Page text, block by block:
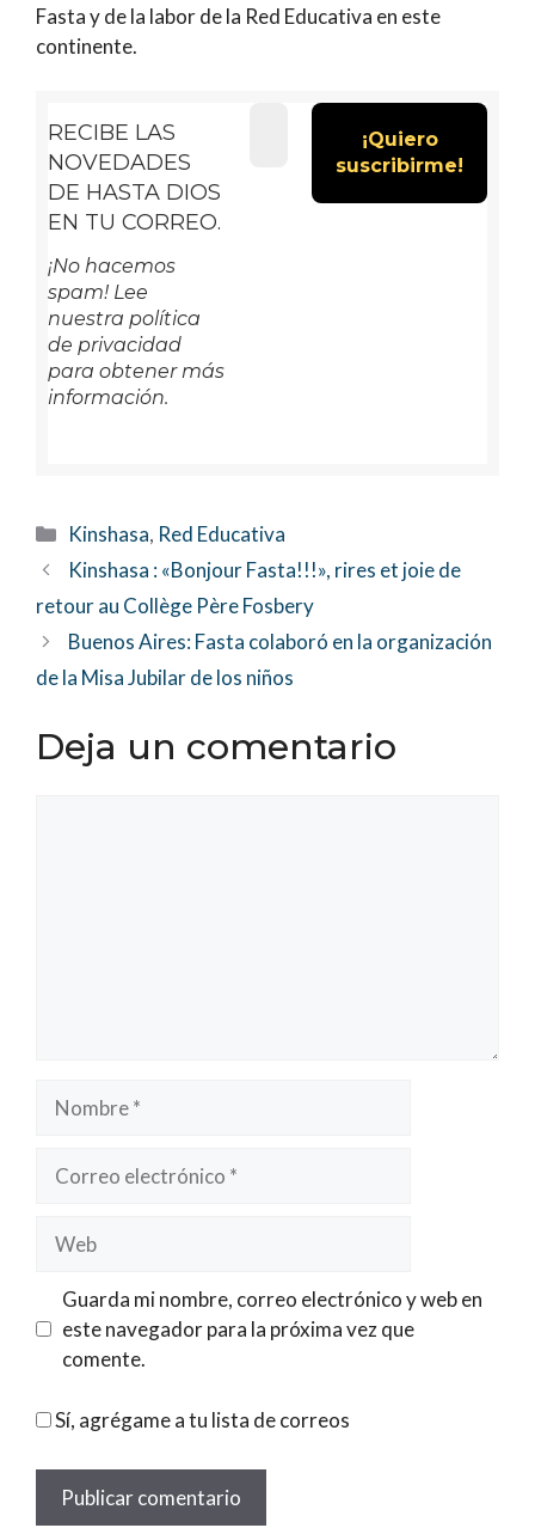
Fasta y de la labor de la Red Educativa en este
continente.
RECIBE LAS
NOVEDADES
DE HASTA DIOS
EN TU CORREO.
¡No hacemos
spam! Lee
nuestra política
de privacidad
para obtener más
información.
Categorías
Kinshasa, Red Educativa
Kinshasa : «Bonjour Fasta!!!», rires et joie de
retour au Collège Père Fosbery
Buenos Aires: Fasta colaboró en la organización
de la Misa Jubilar de los niños
Deja un comentario
electrónico
Guarda mi nombre, correo electrónico y web en
este navegador para la próxima vez que
comente.
Sí, agrégame a tu lista de correos